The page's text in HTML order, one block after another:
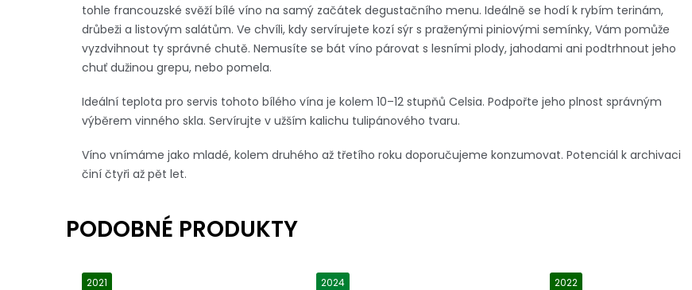
tohle francouzské svěží bílé víno na samý začátek degustačního menu. Ideálně se hodí k rybím terinám,
drůbeži a listovým salátům. Ve chvíli, kdy servírujete kozí sýr s praženými piniovými semínky, Vám pomůže
vyzdvihnout ty správné chutě. Nemusíte se bát víno párovat s lesními plody, jahodami ani podtrhnout jeho
chuť dužinou grepu, nebo pomela.
Ideální teplota pro servis tohoto bílého vína je kolem 10–12 stupňů Celsia. Podpořte jeho plnost správným
výběrem vinného skla. Servírujte v užším kalichu tulipánového tvaru.
Víno vnímáme jako mladé, kolem druhého až třetího roku doporučujeme konzumovat. Potenciál k archivaci
činí čtyři až pět let.
2021
2024
2022